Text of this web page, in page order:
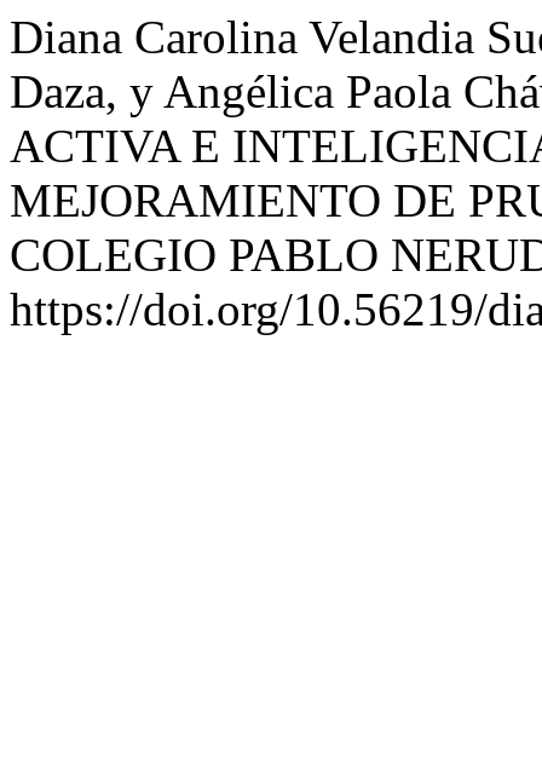
Diana Carolina Velandia
Daza, y Angélica Paola
ACTIVA E
MEJORAMIENTO DE
COLEGIO PABLO
https://doi.org/10.56219/